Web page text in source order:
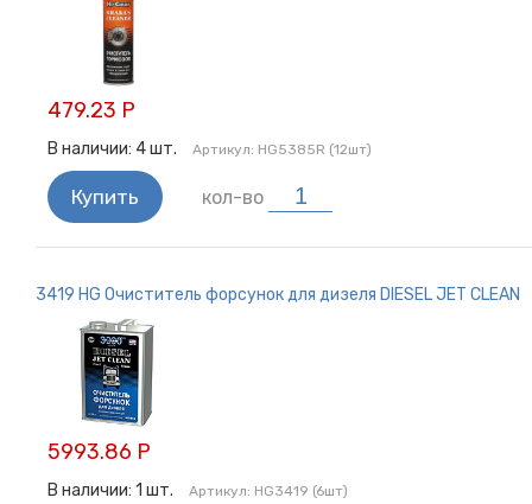
479.23 Р
В наличии: 4шт. Артикул: HG5385R (12шт)
Купить кол-во
3419 HG Очиститель форсунок для дизеля DIESEL JET CLEAN
5993.86 Р
В наличии: 1 шт. Артикул: HG3419 (6шт)